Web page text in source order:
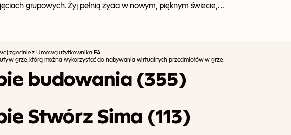
grupowych. Żyj pełnią życia w nowym, pięknym świecie,
zgodnie zUmową użytkownika EA.
w grze, którą można wykorzystać do nabywania wirtualnych przedmiotów w grze.
budowania (355)
Stwórz Sima (113)